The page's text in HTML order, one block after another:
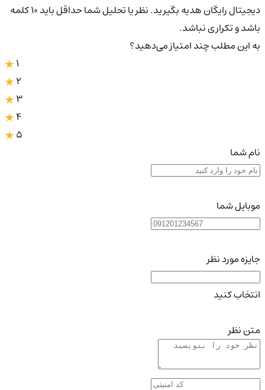
دیجیتال رایگان هدیه بگیرید. نظر یا تحلیل شما حداقل باید ۱۰ کلمه
باشد و تکراری نباشد.
به این مطلب چند امتیاز می‌دهید؟
3
4
5
نام شما
موبایل شما
جایزه مورد نظر
انتخاب کنید
متن نظر